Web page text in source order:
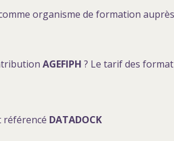
organisme de formation
AGEFIPH ? Le tarif des
référencé DATADOCK